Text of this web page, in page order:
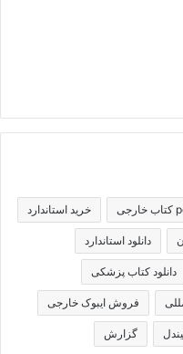
خرید استاندارد
دانلود استاندارد
دانلود کتاب پزشکی
فروش ایبوک خارجی
گزارش